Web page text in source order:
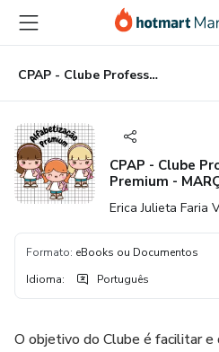
para
conteúdo
principal
para
pagamento
para
rodapé
CPAP - Clube Professores Alfabetização Premium - MARÇO/2022
CPAP - Clube
Premium -
Erica Julieta Faria
Formato: eBooks ou Documentos
Idioma: Português
O objetivo do Clube é facilitar